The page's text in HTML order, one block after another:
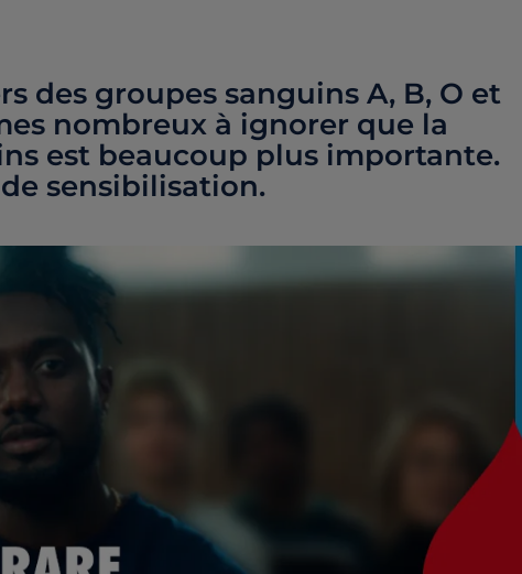
des groupes sanguins A, B, O et
nombreux à ignorer que la
est beaucoup plus importante.
sensibilisation.